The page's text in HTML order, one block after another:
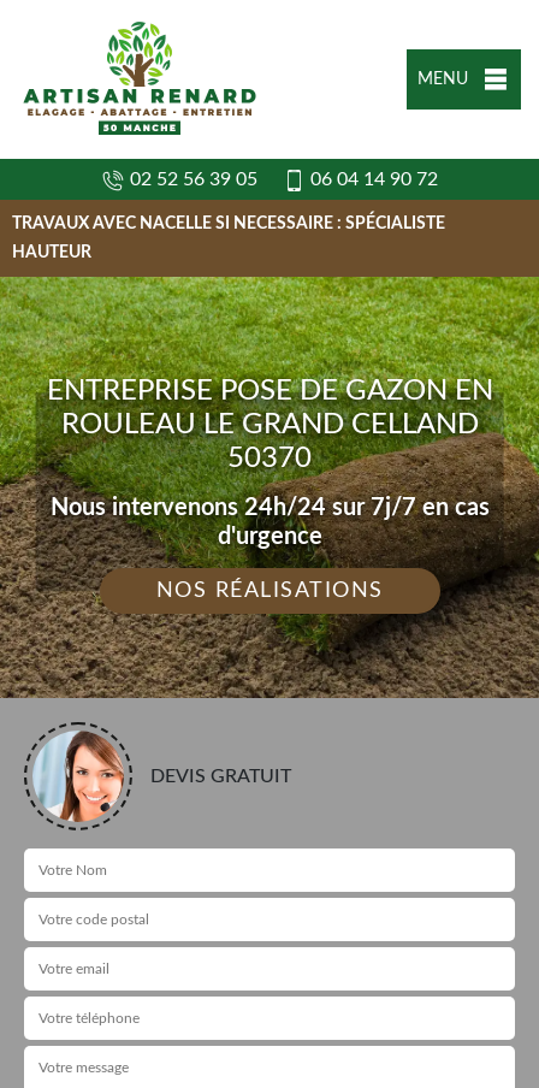
MENU
02 52 56 39 05 06 04 14 90 72
TRAVAUX AVEC NACELLE SI NECESSAIRE : SPÉCIALISTE
HAUTEUR
ENTREPRISE POSE DE GAZON EN
ROULEAU LE GRAND CELLAND
50370
Nous intervenons 24h/24 sur 7j/7 en cas
d'urgence
NOS RÉALISATIONS
DEVIS GRATUIT